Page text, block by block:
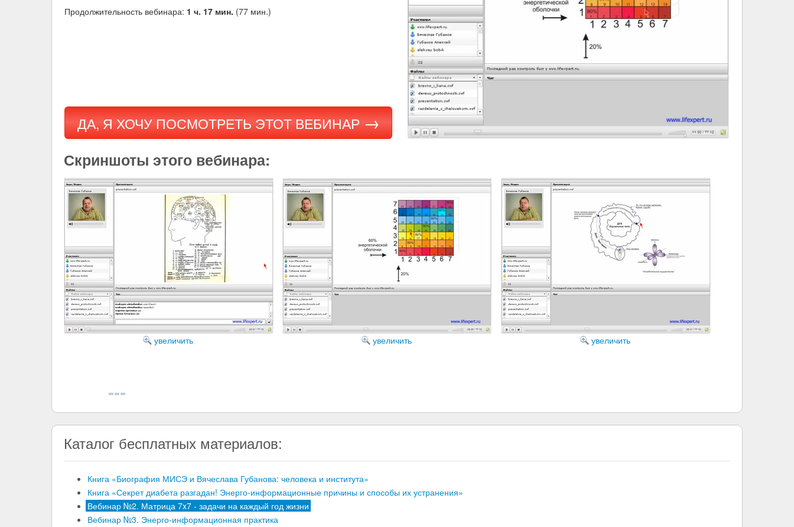
Продолжительность вебинара: 1 ч. 17 мин. (77 мин.)
ДА, Я ХОЧУ ПОСМОТРЕТЬ ЭТОТ ВЕБИНАР
Скриншоты этого вебинара:
Каталог бесплатных материалов:
Книга «Биография МИСЭ и Вячеслава Губанова: человека и института»
Книга «Секрет диабета разгадан! Энерго-информационные причины и способы их устранения»
Вебинар №2. Матрица 7x7 - задачи на каждый год жизни
Вебинар №3. Энерго-информационная практика